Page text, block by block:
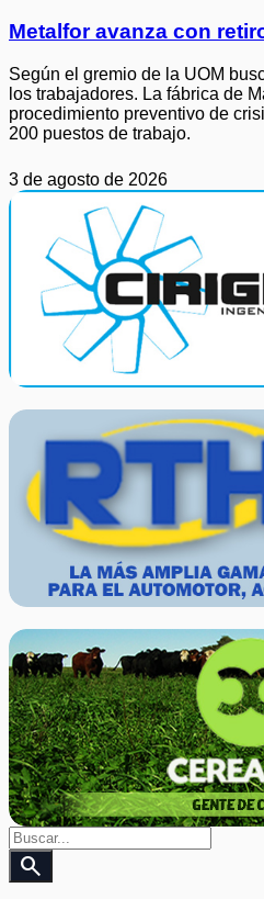
Metalfor avanza con
Según el gremio de la UOM
los trabajadores. La fábrica de
procedimiento preventivo de
200 puestos de trabajo.
3 de agosto de 2026
search